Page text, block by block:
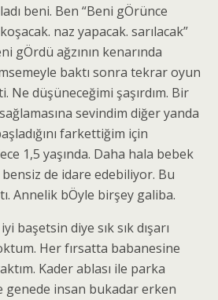
beni. Ben “Beni gÖrünce
naz yapacak. sarılacak”
gÖrdü ağzının kenarında
baktı sonra tekrar oyun
Ne düşüneceğimi şaşırdım. Bir
sevindim diğer yanda
farkettiğim için
1,5 yaşında. Daha hala bebek
bensiz de idare edebiliyor. Bu
Annelik bÖyle birşey galiba.
başetsin diye sık sık dışarı
Her fırsatta babanesine
Kader ablası ile parka
genede insan bukadar erken